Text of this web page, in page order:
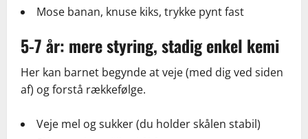
Mose banan, knuse kiks, trykke pynt fast
5-7 år: mere styring, stadig enkel kemi
Her kan barnet begynde at veje (med dig ved siden
af) og forstå rækkefølge.
Veje mel og sukker (du holder skålen stabil)